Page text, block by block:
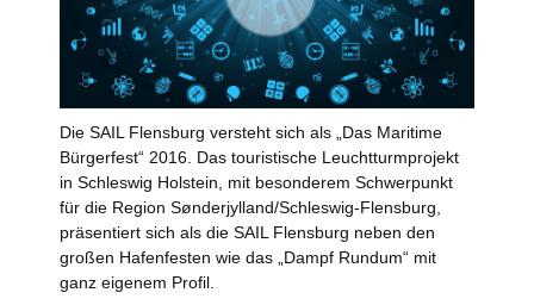
Die SAIL Flensburg versteht sich als „Das Maritime
Bürgerfest“ 2016. Das touristische Leuchtturmprojekt
in Schleswig Holstein, mit besonderem Schwerpunkt
für die Region Sønderjylland/Schleswig-Flensburg,
präsentiert sich als die SAIL Flensburg neben den
großen Hafenfesten wie das „Dampf Rundum“ mit
ganz eigenem Profil.